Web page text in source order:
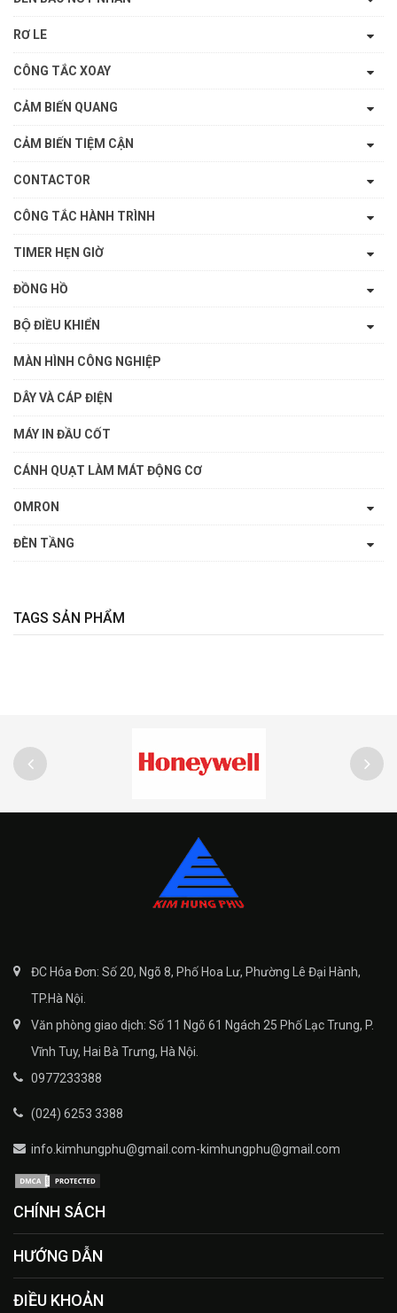
RƠ LE
CÔNG TẮC XOAY
CẢM BIẾN QUANG
CẢM BIẾN TIỆM CẬN
CONTACTOR
CÔNG TẮC HÀNH TRÌNH
TIMER HẸN GIỜ
ĐỒNG HỒ
BỘ ĐIỀU KHIỂN
MÀN HÌNH CÔNG NGHIỆP
DÂY VÀ CÁP ĐIỆN
MÁY IN ĐẦU CỐT
CÁNH QUẠT LÀM MÁT ĐỘNG CƠ
OMRON
ĐÈN TẦNG
TAGS SẢN PHẨM
ĐC Hóa Đơn: Số 20, Ngõ 8, Phố Hoa Lư, Phường Lê Đại Hành,
TP.Hà Nội.
Văn phòng giao dịch: Số 11 Ngõ 61 Ngách 25 Phố Lạc Trung, P.
Vĩnh Tuy, Hai Bà Trưng, Hà Nội.
0977233388
(024) 6253 3388
info.kimhungphu@gmail.com-kimhungphu@gmail.com
CHÍNH SÁCH
HƯỚNG DẪN
ĐIỀU KHOẢN